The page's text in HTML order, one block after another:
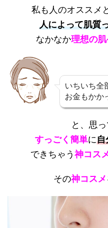
私も人のオススメ
人によって肌質
なかなか理想の
いちいち全
お金もかか
と、思
すっごく簡単に自
できちゃう神コス
その神コスメ